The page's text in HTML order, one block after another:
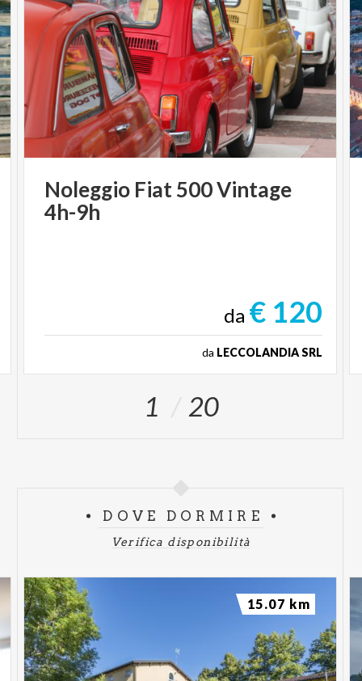
Noleggio Fiat500Vintage
4h-9h
da € 120
da LECCOLANDIA SRL
1 20
DOVE DORMIRE
Verifica disponibilità
15.07 km